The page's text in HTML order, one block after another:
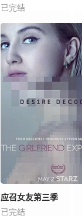
已完结
应召女友第三季
已完结